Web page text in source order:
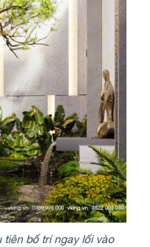
bố trí ngay lối vào